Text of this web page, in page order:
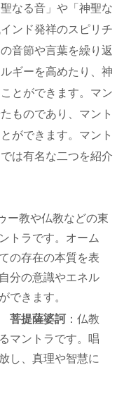
なる音」や「神聖な
ンド発祥のスピリチ
音節や言葉を繰り返
ギーを高めたり、神
とができます。マン
ものであり、マント
ができます。マント
は有名な二つを紹介
ー教や仏教などの東
トラです。オーム
の存在の本質を表
分の意識やエネル
できます。
菩提薩婆訶 ：仏教
マントラです。唱
し、真理や智慧に